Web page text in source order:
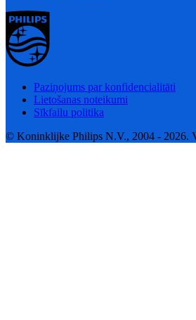
Paziņojums par konfidencialitāti
Lietošanas noteikumi
Sīkfailu politika
© Koninklijke Philips N.V., 2004 - 2026.